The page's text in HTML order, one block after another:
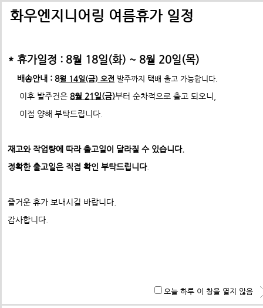
배송비관련 공지사항
*택배사 요청에 따라 선불,착불 동시에 진행이 불가하게 되었습
-수정전 : 주문시 배송비(6,000원) 선불 결제
제품의 수량,무게,길이에 따라 추가요금은 착불진
- 수정후 : 주문시 배송비(0원)
* 주문결제 단계에서 다시한번 문구 확인하시고
택배배송관련 공지사항(*필독)
*프로파일 절단길이 2700mm이상 택배발송 불가
* 프로파일 절단길이 2700mm 이상은각 지역 도착영업소에
따라배송이 불가할수도 있습니다. 주문시 참고 부탁드립니다.
ex) 자가수령 및 화물택배,화물차(운임고객부담) 배송가능
화우엔지니어링 여름휴가 일정
* 휴가일정 : 8월 18일(화) ~ 8월 20일(목)
배송안내 : 8월 14일(금) 오전 발주까지 택배 출고 가능합니다.
이후 발주건은 8월 21일(금)부터 순차적으로 출고 되오니,
이점 양해 부탁드립니다.
재고와 작업량에 따라 출고일이 달라질 수 있습니다.
정확한 출고일은 직접 확인 부탁드립니다.
즐거운 휴가 보내시길 바랍니다.
감사합니다.
오늘 하루 이 창을 열지 않음
표준형 프로파일 및 부품
ABN프로파일 20시리즈
ABN프로파일 30시리즈
ABN프로파일 30시리즈부품
3T